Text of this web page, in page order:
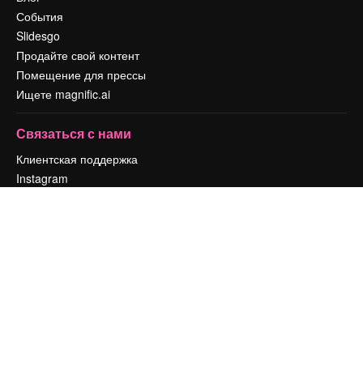
События
Slidesgo
Продайте свой контент
Помещение для прессы
Ищете magnific.ai
Связаться с нами
Клиентская поддержка
Instagram